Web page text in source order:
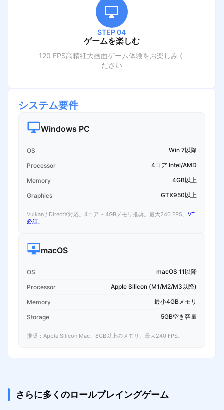
STEP 04
ゲームを楽しむ
120 FPS高精細大画面ゲーム体験をお楽しみく
ださい
システム要件
Windows PC
OS Win 7以降
Processor 4コア Intel/AMD
Memory 4GB以上
Graphics GTX950以上
Vulkan / DirectX対応。4コア + 4GBメモリ推奨。最大240 FPS。 VT
必須。
macOS
OS macOS 11以降
Processor Apple Silicon (M1/M2/M3以降)
Memory 最小4GBメモリ
Storage 5GB空き容量
推奨：Apple Silicon Mac、8GB以上のメモリ。最大240 FPS。
さらに多くのロールプレイングゲーム